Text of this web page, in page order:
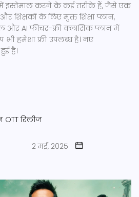
इस्तेमाल करने के कई तरीके हैं, जैसे एक
और शिक्षकों के लिए मुक्त शिक्षा प्लान,
और AI फीचर-फ्री क्लासिक प्लान में
भी हमेशा फ्री उपलब्ध है। नए
है।
OTT रिलीज
2 मई, 2025